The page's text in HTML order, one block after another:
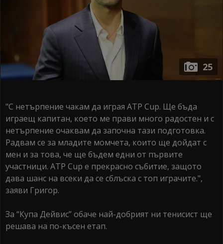
25
"С нетърпение чакам да играя ATP Cup. Ще бъда
играещ капитан, което ме прави много радостен и с
нетърпение очаквам да започна тази подготовка.
Радвам се за младите момчета, които ще дойдат с
мен и за това, че ще бъдем едни от първите
участници. ATP Cup е прекрасно събитие, защото
дава шанс на всеки да се сблъска с топ играчите.",
заяви Григор.
За “Купа Дейвис” обаче най-добрият ни тенисист ще
решава на по-късен етап.